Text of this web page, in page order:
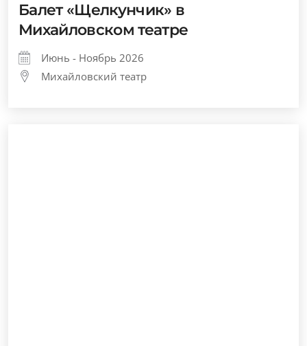
Балет «Щелкунчик» в
Михайловском театре
Июнь - Ноябрь 2026
Михайловский театр